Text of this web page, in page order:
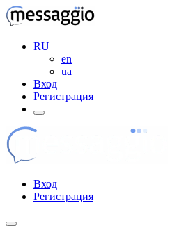
RU
en
ua
Вход
Регистрация
Вход
Регистрация